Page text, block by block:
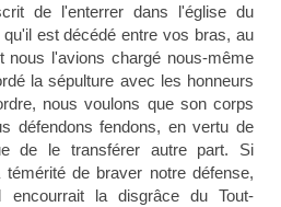
de l'enterrer dans l'église du
est décédé entre vos bras, au
nous l'avions chargé nous-même
la sépulture avec les honneurs
nous voulons que son corps
défendons fendons, en vertu de
de le transférer autre part. Si
de braver notre défense,
encourrait la disgrâce du Tout-